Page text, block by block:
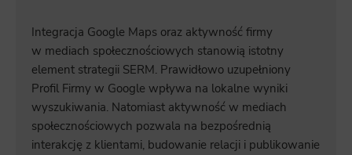
Integracja Google Maps oraz aktywność firmy
w mediach społecznościowych stanowią istotny
element strategii SERM. Prawidłowo uzupełniony
Profil Firmy w Google wpływa na lokalne wyniki
wyszukiwania. Natomiast aktywność w mediach
społecznościowych pozwala na bezpośrednią
interakcję z klientami, budowanie relacji i publikowanie